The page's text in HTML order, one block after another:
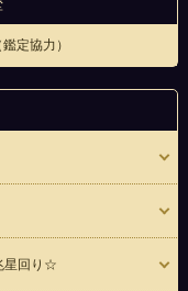
定協力）
星回り☆